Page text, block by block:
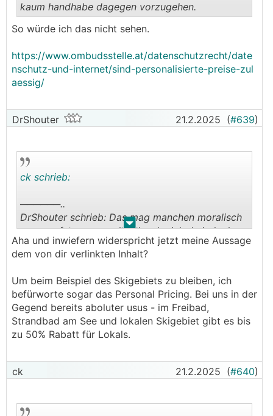
..
kaum handhabe dagegen vorzugehen.
So würde ich das nicht sehen.
https://www.ombudsstelle.at/datenschutzrecht/date
nschutz-und-internet/sind-personalisierte-preise-zul
aessig/
DrShouter 21.2.2025 (#639)
. .
ck schrieb:
──────..
DrShouter schrieb: Das mag manchen moralisch
sauer aufstossen, rechtlich sehe ich da jedoch
kaum handhabe dagegen vorzugehen.
───────────────
So würde ich das nicht sehen.
https://www.ombudsstelle.at/datenschutzrecht/d
atenschutz-und-internet/sind-personalisierte-prei
se-zulaessig/
Aha und inwiefern widerspricht jetzt meine Aussage
dem von dir verlinkten Inhalt?
Um beim Beispiel des Skigebiets zu bleiben, ich
befürworte sogar das Personal Pricing. Bei uns in der
Gegend bereits aboluter usus - im Freibad,
Strandbad am See und lokalen Skigebiet gibt es bis
zu 50% Rabatt für Lokals.
ck 21.2.2025 (#640)